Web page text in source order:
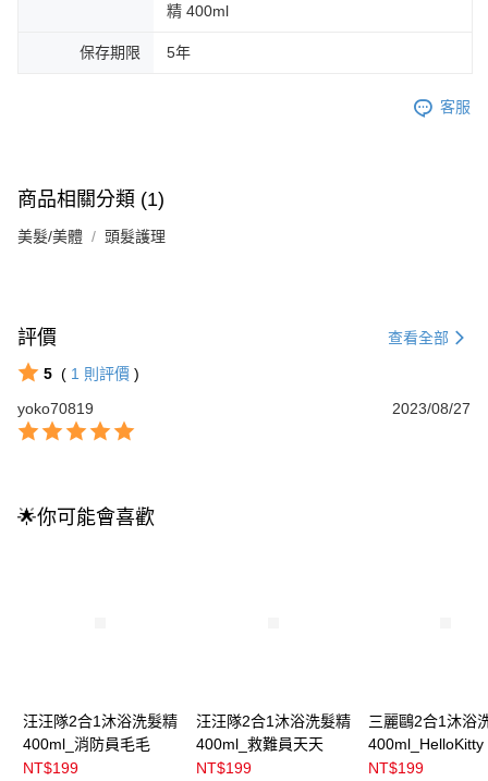
精 400ml
保存期限 5年
客服
商品相關分類 (1)
美髮/美體 頭髮護理
評價 查看全部
5 ( 1 則評價 )
yoko70819
2023/08/27
🌟你可能會喜歡
汪汪隊2合1沐浴洗髮精
400ml_消防員毛毛
NT$199
汪汪隊2合1沐浴洗髮精
400ml_救難員天天
NT$199
三麗鷗2合1沐浴
400ml_HelloKitty
NT$199